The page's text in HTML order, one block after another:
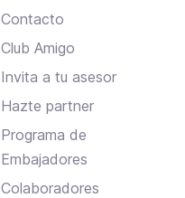
Contacto
Club Amigo
Invita a tu asesor
Hazte partner
Programa de
Embajadores
Colaboradores